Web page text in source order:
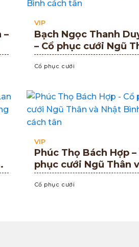
–
VIP
Bạch Ngọc Thanh
– Cổ phục cưới Ngũ
và Nhật Bình cách tân
Cổ phục cưới
VIP
Phúc Thọ Bách Hợp –
phục cưới Ngũ Thân
Nhật Bình cách tân
Cổ phục cưới